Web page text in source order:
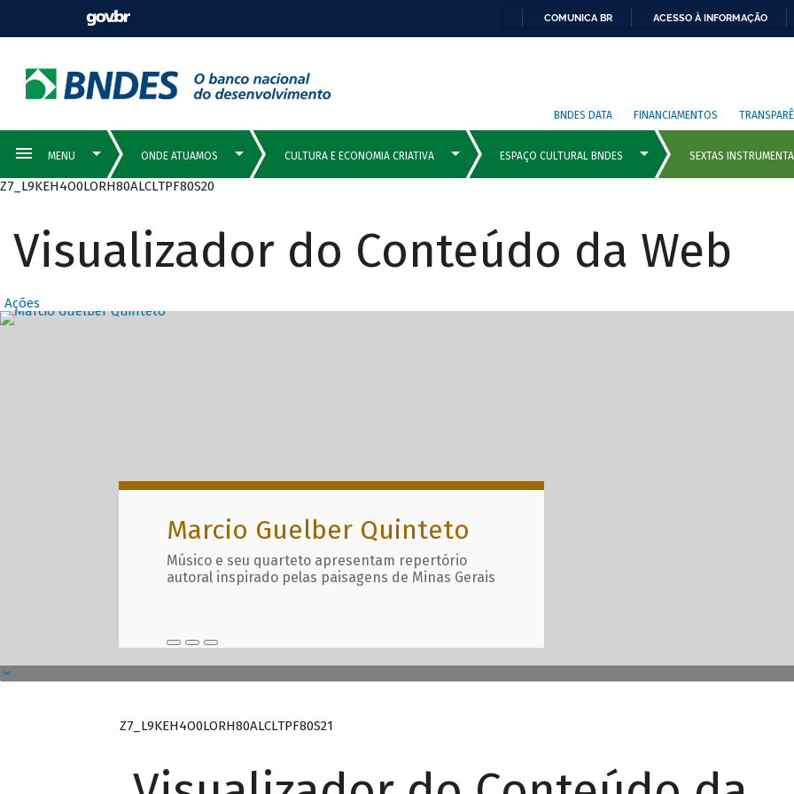
COMUNICA BR ACESSO À INFORMAÇÃO
BNDES DATA FINANCIAMENTOS
Z7_L9KEH4O0LORH80ALCLTPF80S20
Visualizador do Conteúdo da Web
Ações
Destaques Principais com
Marcio Guelber Quinteto
Músico e seu quarteto apresentam repertório
autoral inspirado pelas paisagens de Minas Gerais
Z7_L9KEH4O0LORH80ALCLTPF80S21